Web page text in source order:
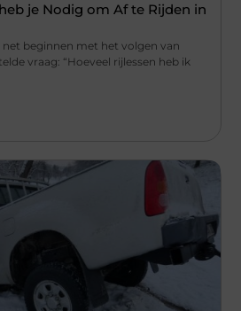
je Nodig om Af te Rijden in
beginnen met het volgen van
vraag: “Hoeveel rijlessen heb ik